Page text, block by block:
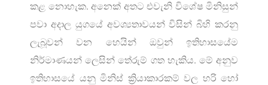
කළ නොහැක. අනෙක් අතට එවැනි විශේෂ මිනිසුන්
පවා අදාල යුගයේ අවශ්‍යතාවයන් විසින් බිහි කරනු
ලැබූවන් වන හෙයින් ඔවුන් ඉතිහාසයේම
නිර්මාණයන් ලෙසින් තේරුම් ගත හැකිය. මේ අනුව
ඉතිහාසයේ යනු මිනිස් ක්‍රියාකාරකම් වල හරි හෝ